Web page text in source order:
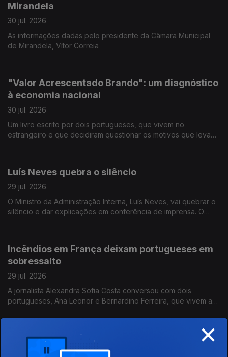
Mirandela
30 jul. 2026
As informações dadas pelo presidente da Câmara Municipal
de Mirandela, Vítor Correia
"Valor Acrescentado Brando": um diagnóstico
à economia nacional
30 jul. 2026
Um livro escrito por dois portugueses, que vivem no
estrangeiro e que decidiram questionar os motivos que levam
Luís Neves quebra o silêncio
29 jul. 2026
O Ministro da Administração Interna, Luís Neves, vai quebrar o
silêncio e dar explicações em conferência de imprensa. O
Incêndios em França deixam portugueses em
sobressalto
29 jul. 2026
A jornalista Alexandra Sofia Costa conversou com dois
portugueses, Ana Leonor e Bernardino Ferreira, que vivem a
não se sentem completamente seguros.
Tempestade Kristin ainda deixa marcas na
Perfilcor 6 meses depois
×